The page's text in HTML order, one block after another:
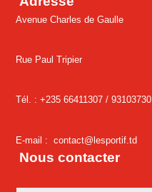
Avenue Charles de Gaulle
Rue Paul Tripier
Tél. : +235 66411307 /93103730
E-mail :contact@lesportif.td
Nous contacter